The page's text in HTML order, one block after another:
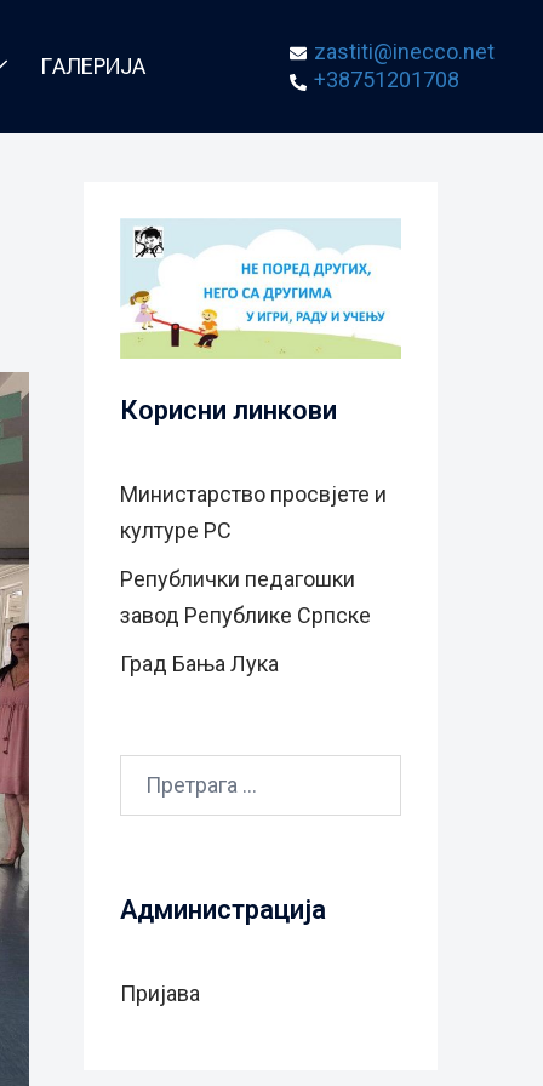
ГАЛЕРИЈА
zastiti@inecco.net
+38751201708
Корисни линкови
Министарство просвјете и
културе РС
Републички педагошки
завод Републике Српске
Град Бањa Лукa
Претрага
Администрација
Пријава